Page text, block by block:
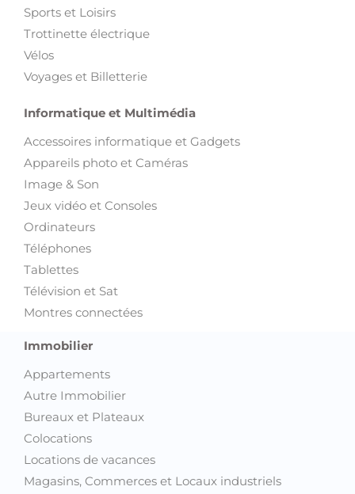
Sports et Loisirs
Trottinette électrique
Vélos
Voyages et Billetterie
Informatique et Multimédia
Accessoires informatique et Gadgets
Appareils photo et Caméras
Image & Son
Jeux vidéo et Consoles
Ordinateurs
Téléphones
Tablettes
Télévision et Sat
Montres connectées
Immobilier
Appartements
Autre Immobilier
Bureaux et Plateaux
Colocations
Locations de vacances
Magasins, Commerces et Locaux industriels